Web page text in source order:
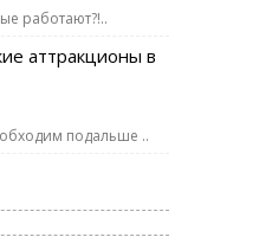
работают?!..
аттракционы в
подальше ..